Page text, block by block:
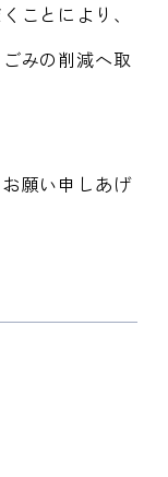
ことにより、
みの削減へ取
願い申しあげ